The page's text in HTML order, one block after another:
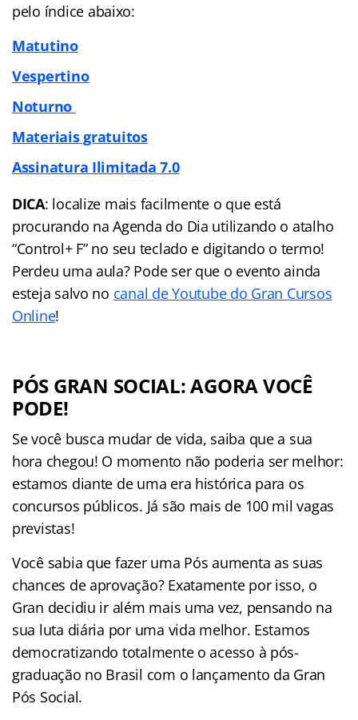
pelo índice abaixo:
Matutino
Vespertino
Noturno
Materiais gratuitos
Assinatura Ilimitada 7.0
DICA: localize mais facilmente o que está
procurando na Agenda do Dia utilizando o atalho
“Control+ F” no seu teclado e digitando o termo!
Perdeu uma aula? Pode ser que o evento ainda
esteja salvo no canal de Youtube do Gran Cursos
Online!
PÓS GRAN SOCIAL: AGORA VOCÊ
PODE!
Se você busca mudar de vida, saiba que a sua
hora chegou! O momento não poderia ser melhor:
estamos diante de uma era histórica para os
concursos públicos. Já são mais de 100 mil vagas
previstas!
Você sabia que fazer uma Pós aumenta as suas
chances de aprovação? Exatamente por isso, o
Gran decidiu ir além mais uma vez, pensando na
sua luta diária por uma vida melhor. Estamos
democratizando totalmente o acesso à pós-
graduação no Brasil com o lançamento da Gran
Pós Social.